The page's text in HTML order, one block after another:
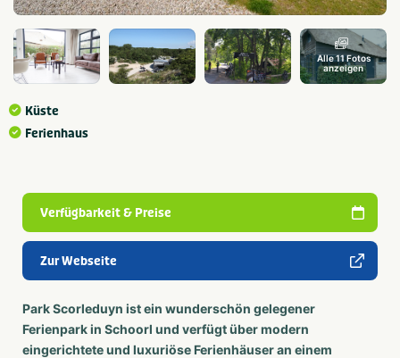
Alle 11 Fotos
anzeigen
Küste
Ferienhaus
Verfügbarkeit & Preise
Zur Webseite
Park Scorleduyn ist ein wunderschön gelegener
Ferienpark in Schoorl und verfügt über modern
eingerichtete und luxuriöse Ferienhäuser an einem